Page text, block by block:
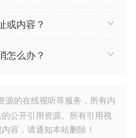
或内容？
怎么办？
源的在线视听等服务，所有内
公开引用资源。所有引用视
容，请通知本站删除！